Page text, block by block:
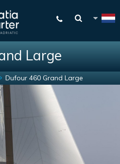
Large
Dufour 460 Grand Large